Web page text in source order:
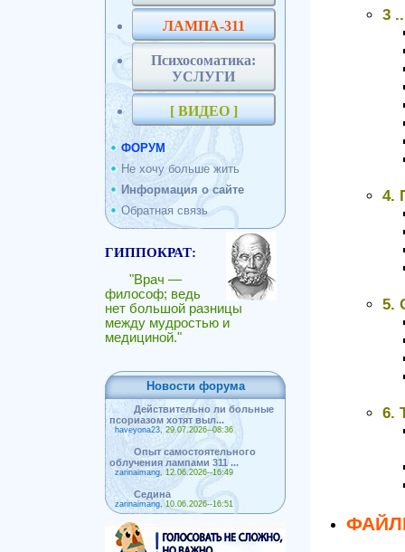
ЛАМПА-311
Психосоматика:
УСЛУГИ
[ ВИДЕО ]
ФОРУМ
Не хочу больше жить
Информация о сайте
Обратная связь
ГИППОКРАТ:
"Врач —
философ; ведь
нет большой разницы
между мудростью и
медициной."
Новости форума
Действительно ли больные
псориазом хотят выл...
haveyona23 , 29.07.2026--08:36
Опыт самостоятельного
облучения лампами 311 ...
zarinaimang , 12.06.2026--16:49
Седина
zarinaimang, 10.06.2026--16:51
3
4.
5.
6.